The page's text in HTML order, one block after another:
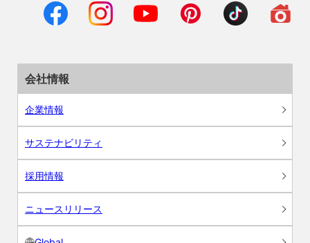
会社情報
企業情報
サステナビリティ
採用情報
ニュースリリース